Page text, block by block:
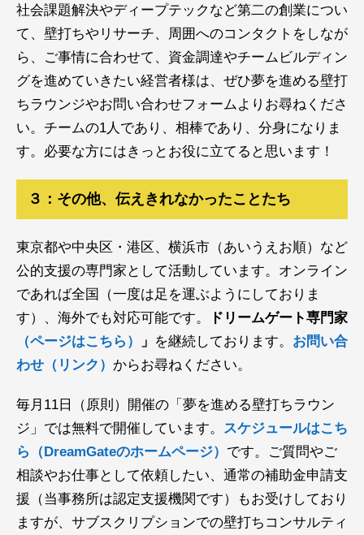
社会課題解決やディープテックなど第二の創業につい
て、壁打ちやリサーチ、周囲へのコンタクトをしなが
ら、ご事情に合わせて、資金調達やチームビルディン
グを進めていきたい経営者様は、ぜひ夢を進める壁打
ちラウンジやお問い合わせフォームよりお尋ねくださ
い。チームの1人であり、相棒であり、分身になりま
す。必要な方にはきっとお役に立てると思います！
３：その他、伝えきれなかったことたち
東京都や中央区・港区、横浜市（あいうえお順）など
公的支援の専門家として活動しています。オンライン
であれば全国（一度は足を運ぶようにしておりま
す）、海外でも対応可能です。
ドリームゲート専門家
（ページはこちら）
」 を継続しております。 お問い合
わせ（リンク） からお尋ねください。
毎月11日（原則）開催の「夢を進める壁打ちラウン
ジ」では無料で開催しています。
スケジュールはこち
ら（DreamGateのホームページ） です。ご質問やご
相談やお仕事として依頼したい、通常の補助金申請支
援（当事務所は認定支援機関です）もお受けしており
ますが、サブスクリプションでの壁打ちコンサルティ